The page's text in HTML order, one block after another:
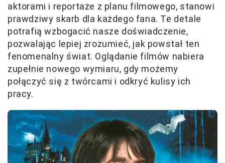
aktorami i reportaże z planu filmowego, stanowi
prawdziwy skarb dla każdego fana. Te detale
potrafią wzbogacić nasze doświadczenie,
pozwalając lepiej zrozumieć, jak powstał ten
fenomenalny świat. Oglądanie filmów nabiera
zupełnie nowego wymiaru, gdy możemy
połączyć się z twórcami i odkryć kulisy ich
pracy.